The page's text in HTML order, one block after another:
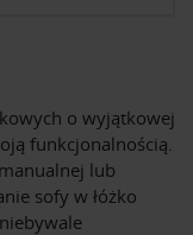
o wyjątkowej
funkcjonalnością.
lub
sofy w łóżko